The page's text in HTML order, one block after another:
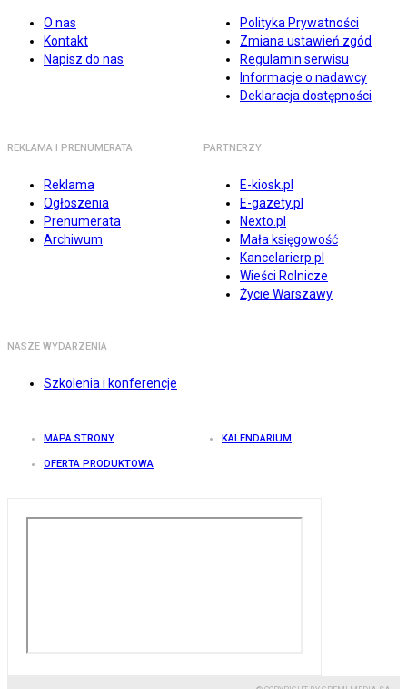
O nas
Kontakt
Napisz do nas
Polityka Prywatności
Zmiana ustawień zgód
Regulamin serwisu
Informacje o nadawcy
Deklaracja dostępności
REKLAMA I PRENUMERATA
Reklama
Ogłoszenia
Prenumerata
Archiwum
PARTNERZY
E-kiosk.pl
E-gazety.pl
Nexto.pl
Mała księgowość
Kancelarierp.pl
Wieści Rolnicze
Życie Warszawy
NASZE WYDARZENIA
Szkolenia i konferencje
MAPA STRONY KALENDARIUM
OFERTA PRODUKTOWA